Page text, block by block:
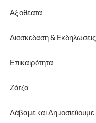
Αξιοθέατα
Διασκεδαση & Εκδηλωσεις
Επικαιρότητα
Ζάτζα
Λάβαμε και Δημοσιεύουμε